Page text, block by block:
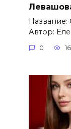
Название:
Автор:
0 16